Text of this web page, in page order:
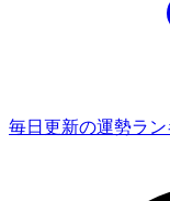
毎日更新の運勢ラ